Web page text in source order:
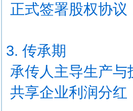
正式签署股权协
3. 传承期
承传人主导生产
共享企业利润分